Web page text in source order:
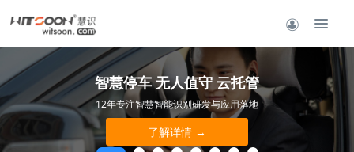
智慧停车 无人值守 云托管
12年专注智慧智能识别研发与应用落地
了解详情 →